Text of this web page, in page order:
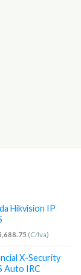
Hikvision IP
(C/Iva)
X-Security
Auto IRC